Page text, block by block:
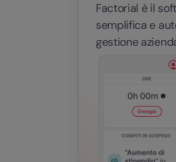
Factorial è il
semplifica e
gestione